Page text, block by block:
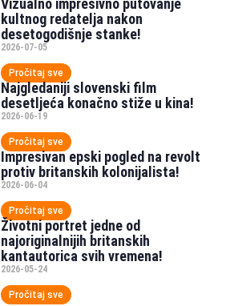
Vizualno impresivno putovanje
kultnog redatelja nakon
desetogodišnje stanke!
2026-07-05
Pročitaj sve
Najgledaniji slovenski film
desetljeća konačno stiže u kina!
2026-06-19
Pročitaj sve
Impresivan epski pogled na revolt
protiv britanskih kolonijalista!
2026-06-04
Pročitaj sve
Životni portret jedne od
najoriginalnijih britanskih
kantautorica svih vremena!
2026-05-24
Pročitaj sve